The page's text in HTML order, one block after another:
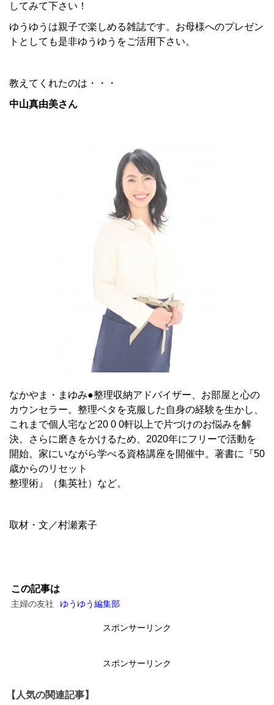
してみて下さい！
ゆうゆうは親子で楽しめる雑誌です。お母様へのプレゼン
トとしても是非ゆうゆうをご活用下さい。
教えてくれたのは・・・
中山真由美さん
なかやま・まゆみ●整理収納アドバイザー、お部屋と心の
カウンセラー。整理ベタを克服した自身の経験を生かし、
これまで個人宅など20 0 0軒以上で片づけのお悩みを解
決。さらに磨きをかけるため、2020年にフリーで活動を
開始。家にいながら学べる資格講座を開催中。著書に『50
歳からのリセット
整理術』（集英社）など。
取材・文／村瀬素子
この記事は
主婦の友社 ゆうゆう編集部
スポンサーリンク
スポンサーリンク
【人気の関連記事】